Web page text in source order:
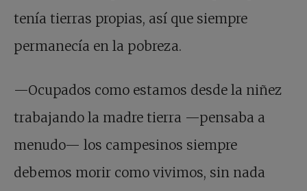
tenía tierras propias, así que siempre
permanecía en la pobreza.
—Ocupados como estamos desde la niñez
trabajando la madre tierra —pensaba a
menudo— los campesinos siempre
debemos morir como vivimos, sin nada